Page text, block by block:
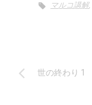
マルコ講解,
世の終わり 1